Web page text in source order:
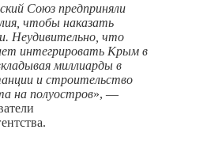
Союз предприняли
чтобы наказать
Неудивительно, что
интегрировать Крым в
миллиарды в
и строительство
на полуостров», —